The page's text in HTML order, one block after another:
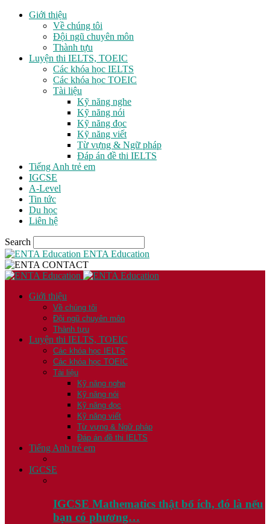
Giới thiệu
Về chúng tôi
Đội ngũ chuyên môn
Thành tựu
Luyện thi IELTS, TOEIC
Các khóa học IELTS
Các khóa học TOEIC
Tài liệu
Kỹ năng nghe
Kỹ năng nói
Kỹ năng đọc
Kỹ năng viết
Từ vựng & Ngữ pháp
Đáp án đề thi IELTS
Tiếng Anh trẻ em
IGCSE
A-Level
Tin tức
Du học
Liên hệ
Search
ENTA Education
Giới thiệu
Về chúng tôi
Đội ngũ chuyên môn
Thành tựu
Luyện thi IELTS, TOEIC
Các khóa học IELTS
Các khóa học TOEIC
Tài liệu
Kỹ năng nghe
Kỹ năng nói
Kỹ năng đọc
Kỹ năng viết
Từ vựng & Ngữ pháp
Đáp án đề thi IELTS
Tiếng Anh trẻ em
IGCSE
IGCSE Mathematics thật bổ ích, đó là nếu
bạn có phương…